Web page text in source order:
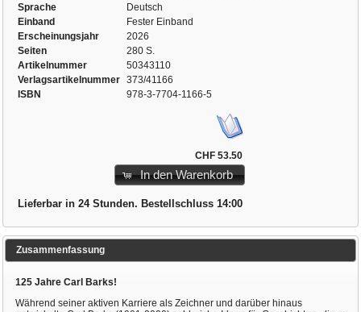
Sprache
Deutsch
Einband
Fester Einband
Erscheinungsjahr
2026
Seiten
280 S.
Artikelnummer
50343110
Verlagsartikelnummer
373/41166
ISBN
978-3-7704-1166-5
CHF 53.50
In den Warenkorb
Lieferbar in 24 Stunden. Bestellschluss 14:00
Zusammenfassung
125 Jahre Carl Barks!
Während seiner aktiven Karriere als Zeichner und darüber hinaus